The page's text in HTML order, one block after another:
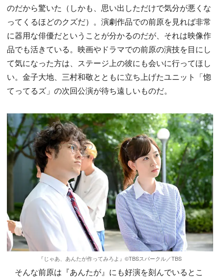
のだから驚いた（しかも、思い出しただけで気分が悪くな
ってくるほどのクズだ）。演劇作品での前原を見れば非常
に器用な俳優だということが分かるのだが、それは映像作
品でも活きている。映画やドラマでの前原の演技を目にし
て気になった方は、ステージ上の彼にも会いに行ってほし
い。金子大地、三村和敬とともに立ち上げたユニット「惚
てってるズ」の次回公演が待ち遠しいものだ。
『じゃあ、あんたが作ってみろよ』©TBSスパークル／TBS
そんな前原は『あんたが』にも好演を刻んでいるとこ